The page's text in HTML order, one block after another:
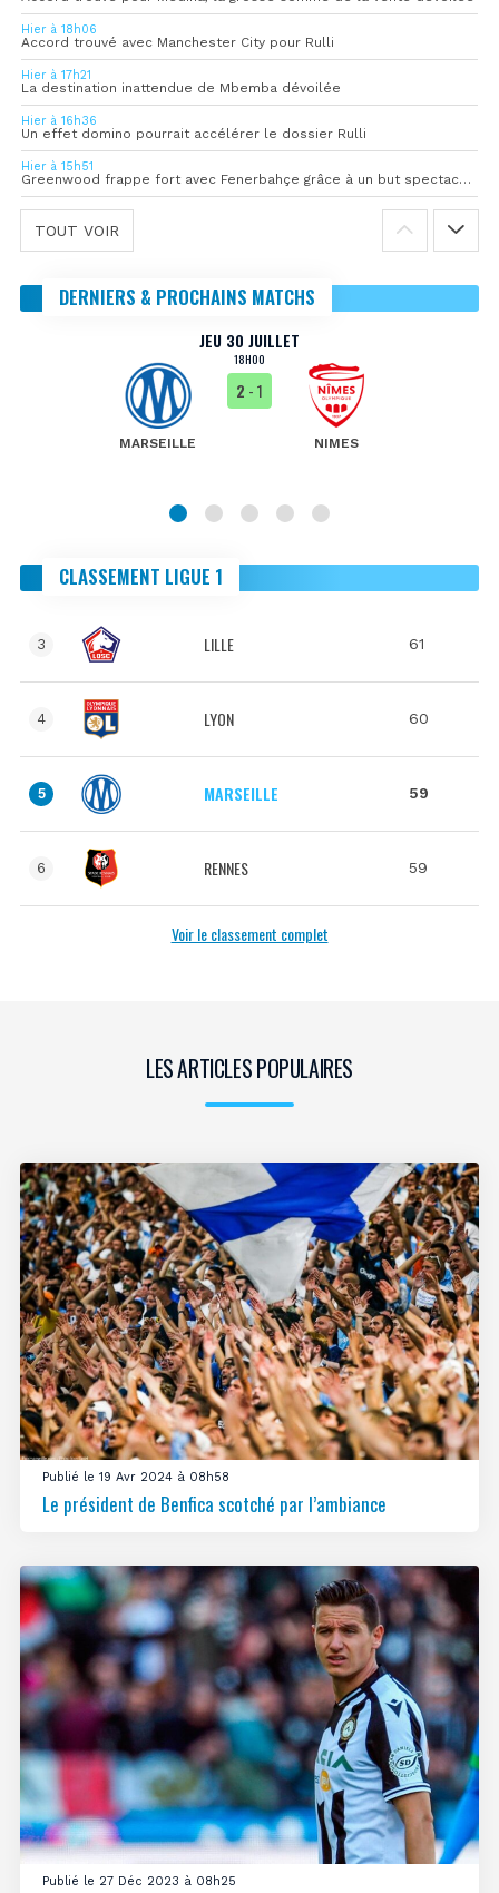
Hier à 18h06
Accord trouvé avec Manchester City pour Rulli
Hier à 17h21
La destination inattendue de Mbemba dévoilée
Hier à 16h36
Un effet domino pourrait accélérer le dossier Rulli
Hier à 15h51
Greenwood frappe fort avec Fenerbahçe grâce à un but spectaculaire
TOUT VOIR
DERNIERS & PROCHAINS MATCHS
JEU 30 JUILLET
18H00
MARSEILLE
2 - 1
NIMES
CLASSEMENT LIGUE 1
3 LILLE 61
4 LYON 60
5 MARSEILLE 59
6 RENNES 59
Voir le classement complet
LES ARTICLES POPULAIRES
Publié le 19 Avr 2024 à 08h58
Le président de Benfica scotché par l’ambiance
Publié le 27 Déc 2023 à 08h25